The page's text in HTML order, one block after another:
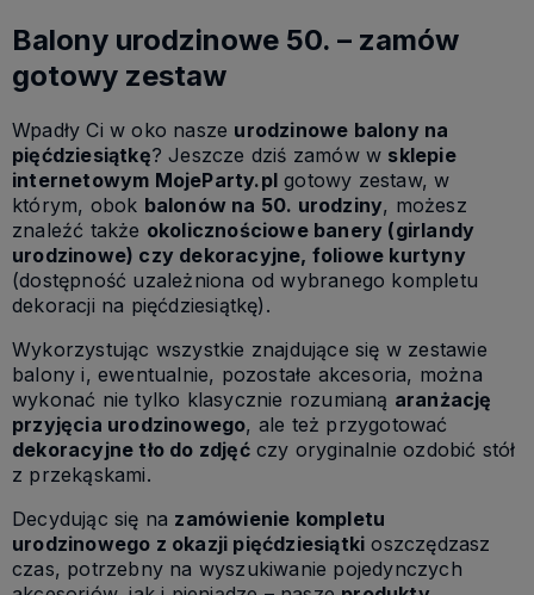
Balony urodzinowe 50. – zamów
gotowy zestaw
Wpadły Ci w oko nasze urodzinowe balony na
pięćdziesiątkę? Jeszcze dziś zamów w sklepie
internetowym MojeParty.pl gotowy zestaw, w
którym, obok balonów na 50. urodziny, możesz
znaleźć także okolicznościowe banery (girlandy
urodzinowe) czy dekoracyjne, foliowe kurtyny
(dostępność uzależniona od wybranego kompletu
dekoracji na pięćdziesiątkę).
Wykorzystując wszystkie znajdujące się w zestawie
balony i, ewentualnie, pozostałe akcesoria, można
wykonać nie tylko klasycznie rozumianą aranżację
przyjęcia urodzinowego, ale też przygotować
dekoracyjne tło do zdjęćczy oryginalnie ozdobić stół
z przekąskami.
Decydując się na zamówienie kompletu
urodzinowego z okazji pięćdziesiątki oszczędzasz
czas, potrzebny na wyszukiwanie pojedynczych